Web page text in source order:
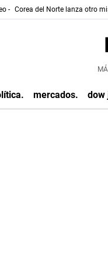
- Corea del Norte lanza otro
mercados. dow